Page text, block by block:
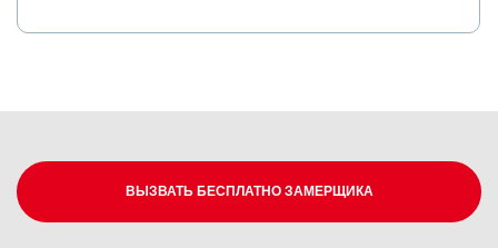
ВЫЗВАТЬ БЕСПЛАТНО ЗАМЕРЩИКА